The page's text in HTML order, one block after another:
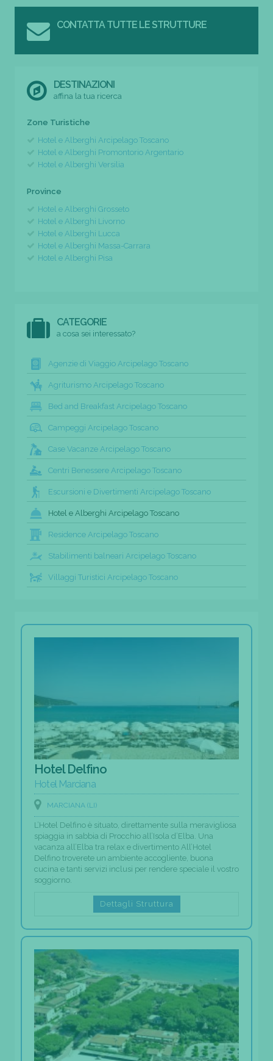
CONTATTA TUTTE LE STRUTTURE
DESTINAZIONI
affina la tua ricerca
Zone Turistiche
Hotel e Alberghi Arcipelago Toscano
Hotel e Alberghi Promontorio Argentario
Hotel e Alberghi Versilia
Province
Hotel e Alberghi Grosseto
Hotel e Alberghi Livorno
Hotel e Alberghi Lucca
Hotel e Alberghi Massa-Carrara
Hotel e Alberghi Pisa
CATEGORIE
a cosa sei interessato?
Agenzie di Viaggio Arcipelago Toscano
Agriturismo Arcipelago Toscano
Bed and Breakfast Arcipelago Toscano
Campeggi Arcipelago Toscano
Case Vacanze Arcipelago Toscano
Centri Benessere Arcipelago Toscano
Escursioni e Divertimenti Arcipelago Toscano
Hotel e Alberghi Arcipelago Toscano
Residence Arcipelago Toscano
Stabilimenti balneari Arcipelago Toscano
Villaggi Turistici Arcipelago Toscano
Hotel Delfino
Hotel Marciana
MARCIANA (LI)
L’Hotel Delfino è situato, direttamente sulla meravigliosa
spiaggia in sabbia di Procchio all’Isola d’Elba. Una
vacanza all’Elba tra relax e divertimento All’Hotel
Delfino troverete un ambiente accogliente, buona
cucina e tanti servizi inclusi per rendere speciale il vostro
soggiorno.
Dettagli Struttura